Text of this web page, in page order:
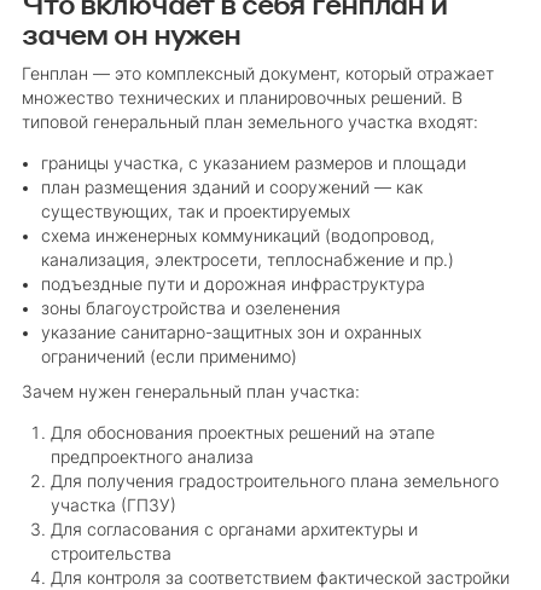
зачем он нужен
Генплан — это комплексный документ, который отражает
множество технических и планировочных решений. В
типовой генеральный план земельного участка входят:
границы участка, с указанием размеров и площади
план размещения зданий и сооружений — как
существующих, так и проектируемых
схема инженерных коммуникаций (водопровод,
канализация, электросети, теплоснабжение и пр.)
подъездные пути и дорожная инфраструктура
зоны благоустройства и озеленения
указание санитарно-защитных зон и охранных
ограничений (если применимо)
Зачем нужен генеральный план участка:
Для обоснования проектных решений на этапе
предпроектного анализа
Для получения градостроительного плана земельного
участка (ГПЗУ)
Для согласования с органами архитектуры и
строительства
Для контроля за соответствием фактической застройки